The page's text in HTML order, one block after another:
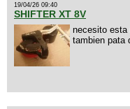
19/04/26 09:40
SHIFTER XT 8V
necesito esta
tambien pata